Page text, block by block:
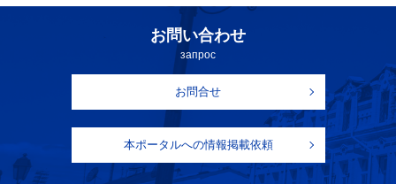
お問い合わせ
запрос
お問合せ
本ポータルへの情報掲載依頼